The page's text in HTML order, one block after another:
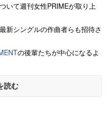
いて週刊女性PRIMEが取り上
新シングルの作曲者らも招待さ
の後輩たちが中心になるよ
読む